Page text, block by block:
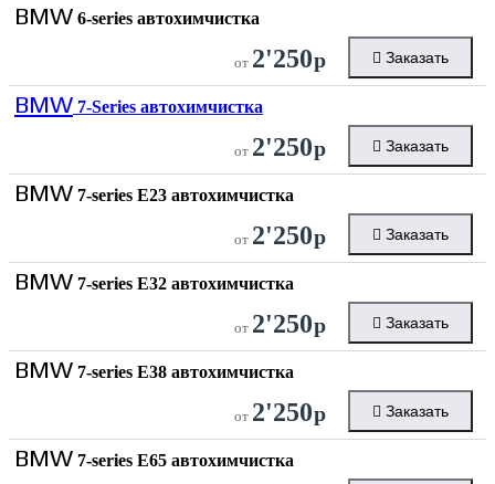
BMW 6-series автохимчистка
от 2'250р Заказать
BMW 7-Series автохимчистка
от 2'250р Заказать
BMW 7-series E23 автохимчистка
от 2'250р Заказать
BMW 7-series E32 автохимчистка
от 2'250р Заказать
BMW 7-series E38 автохимчистка
от 2'250р Заказать
BMW 7-series E65 автохимчистка